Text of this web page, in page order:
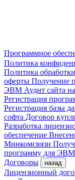
Программное
Политика
Политика
оферты Получение
ЭВМ Аудит сайта
Регистрация
Регистрация базы
софта Договор
Разработка
обеспечение
Минкомсвязи
программу для ЭВМ
Договоры
назад
Лицензионный